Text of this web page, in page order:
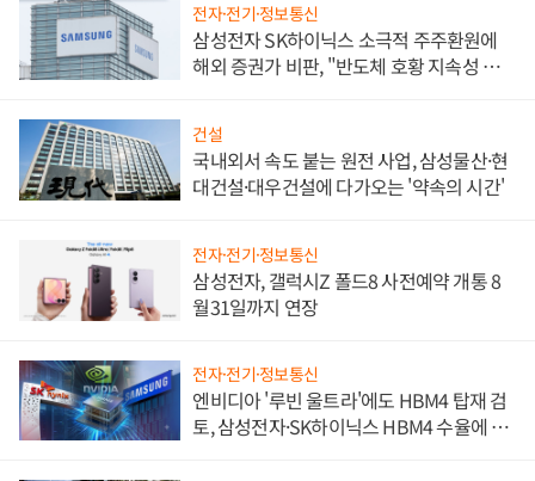
전자·전기·정보통신
삼성전자 SK하이닉스 소극적 주주환원에
해외 증권가 비판, "반도체 호황 지속성 의
건설
국내외서 속도 붙는 원전 사업, 삼성물산·현
대건설·대우건설에 다가오는 '약속의 시간'
전자·전기·정보통신
삼성전자, 갤럭시Z 폴드8 사전예약 개통 8
월31일까지 연장
전자·전기·정보통신
엔비디아 '루빈 울트라'에도 HBM4 탑재 검
토, 삼성전자·SK하이닉스 HBM4 수율에 주